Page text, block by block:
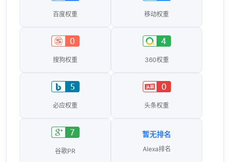
百度权重 移动权重
搜狗权重 360权重
必应权重 头条权重
谷歌PR
暂无排名
Alexa排名